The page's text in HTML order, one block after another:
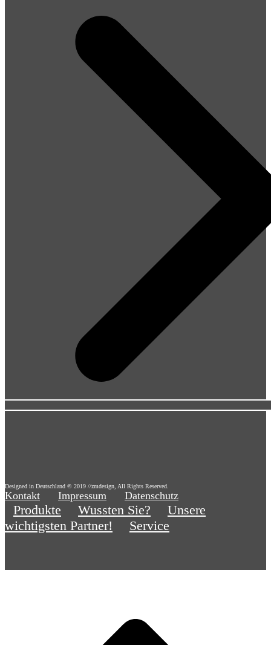
Designed in Deutschland © 2019 //zmdesign, All Rights Reserved.
Kontakt Impressum Datenschutz
Produkte Wussten Sie?
Unsere
wichtigsten Partner!
Service